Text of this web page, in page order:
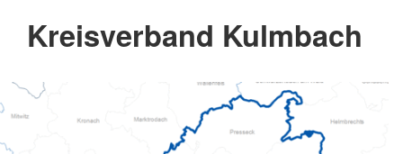
Kreisverband Kulmbach